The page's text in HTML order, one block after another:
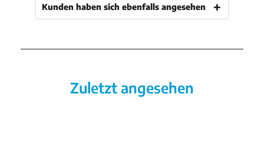
Kunden haben sich ebenfalls angesehen
Zuletzt angesehen